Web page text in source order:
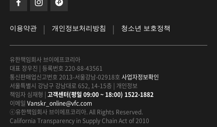
이용약관 | 개인정보처리방침 | 청소년 보호정책
유한책임회사 브이에프코리아
대표 장우진 | 등록번호 220-88-43561
통신판매업신고번호 2013-서울강남-02918호 사업자정보확인
서울특별시 강남구 강남대로 652, 14-15층 | 개인정보
책임자 심재형 | 고객센터(평일 09:00 ~ 18:00) 1522-1882
이메일 Vanskr_online@vfc.com
ⓒ유한책임회사 브이에프코리아. All Rights Reserved.
California Transparency in Supply Chain Act of 2010